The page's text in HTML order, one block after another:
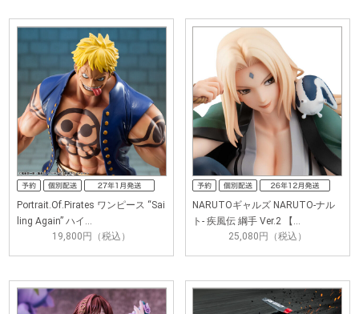
Portrait.Of.Pirates ワンピース “Sai
ling Again” ハイ…
19,800円（税込）
NARUTOギャルズ NARUTO‐ナル
ト‐ 疾風伝 綱手 Ver.2 【…
25,080円（税込）